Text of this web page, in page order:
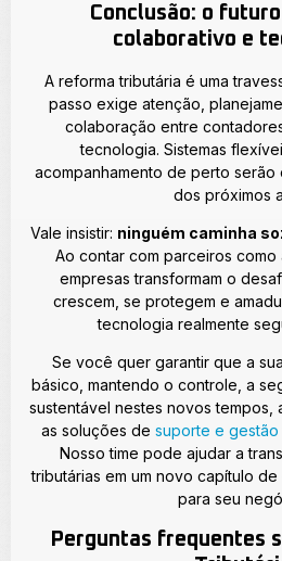
Conclusão: o
colaborativo e
A reforma tributária é uma
passo exige atenção,
colaboração entre
tecnologia. Sistemas
acompanhamento de perto serão
dos próximos
Vale insistir: ninguém caminha
Ao contar com parceiros como
empresas transformam o
crescem, se protegem e
tecnologia realmente
Se você quer garantir que a
básico, mantendo o controle, a
sustentável nestes novos
as soluções de suporte e
Nosso time pode ajudar a
tributárias em um novo capítulo
para seu
Perguntas frequentes